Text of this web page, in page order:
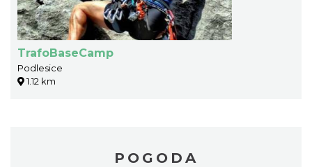
TrafoBaseCamp
Podlesice
1.12 km
POGODA